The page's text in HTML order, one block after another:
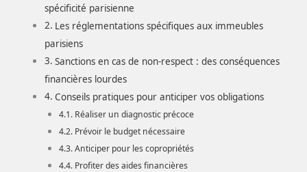
spécificité parisienne
Les réglementations spécifiques aux immeubles
parisiens
Sanctions en cas de non-respect : des conséquences
financières lourdes
Conseils pratiques pour anticiper vos obligations
Réaliser un diagnostic précoce
Prévoir le budget nécessaire
Anticiper pour les copropriétés
Profiter des aides financières